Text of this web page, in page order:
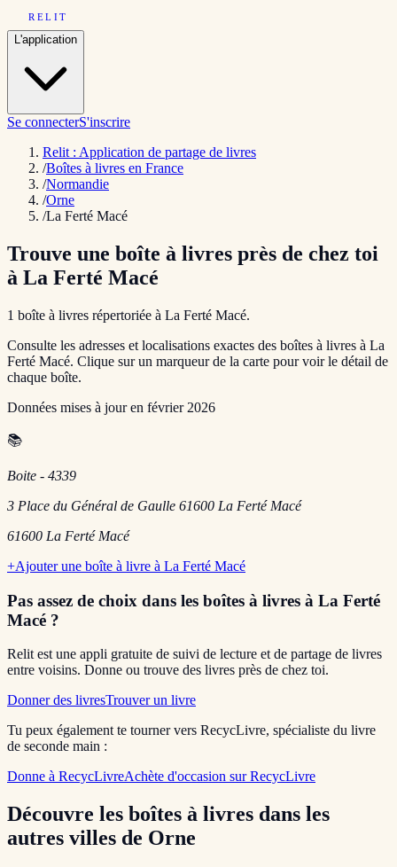
RELIT
L'application
Se connecterS'inscrire
Relit : Application de partage de livres
/Boîtes à livres en France
/Normandie
/Orne
/La Ferté Macé
Trouve une boîte à livres près de chez toi
à La Ferté Macé
1 boîte à livres répertoriée à La Ferté Macé.
Consulte les adresses et localisations exactes des boîtes à livres à La
Ferté Macé. Clique sur un marqueur de la carte pour voir le détail de
chaque boîte.
Données mises à jour en février 2026
📚
Boite - 4339
3 Place du Général de Gaulle 61600 La Ferté Macé
61600 La Ferté Macé
+Ajouter une boîte à livre à La Ferté Macé
Pas assez de choix dans les boîtes à livres à La Ferté
Macé ?
Relit est une appli gratuite de suivi de lecture et de partage de livres
entre voisins. Donne ou trouve des livres près de chez toi.
Donner des livresTrouver un livre
Tu peux également te tourner vers RecycLivre, spécialiste du livre
de seconde main :
Donne à RecycLivreAchète d'occasion sur RecycLivre
Découvre les boîtes à livres dans les
autres villes de Orne